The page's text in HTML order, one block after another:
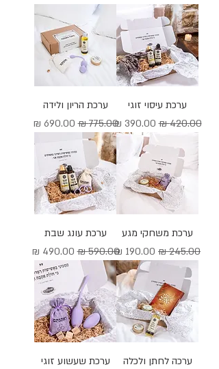
ערכת עיסוי זוגי
מחיר רגיל‏420.00 ‏₪ מחיר מבצע
ערכת הריון ולידה
מחיר רגיל‏775.00 ‏₪ מחיר מבצע
ערכת משחקי מגע
מחיר רגיל
מחיר מבצע
ערכת עונג שבת
מחיר רגיל‏590.00 ‏₪ מחיר מבצע
ערכה לחתן ולכלה
ערכת שעשוע זוגי